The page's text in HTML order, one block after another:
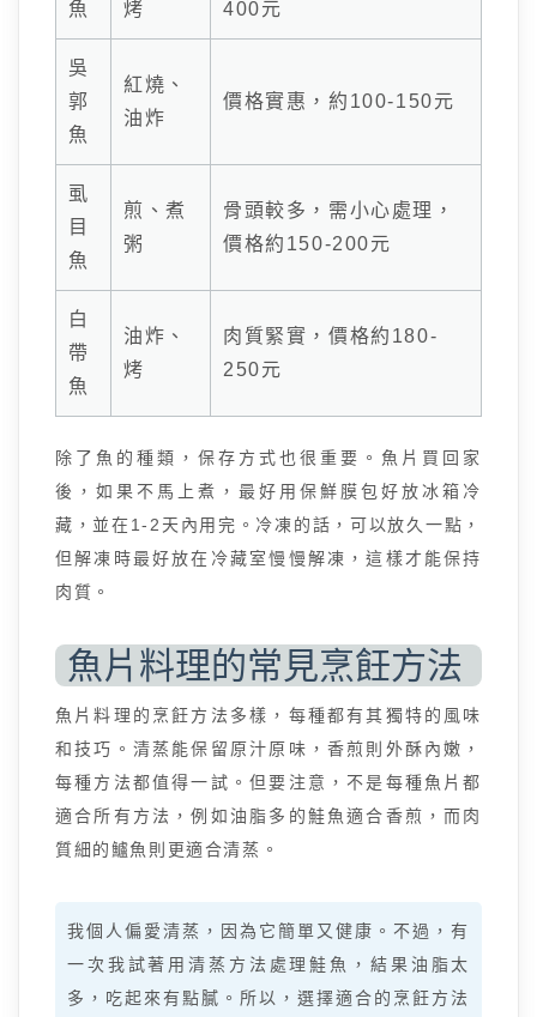
魚
烤
400元
吳
郭
魚
紅燒、
油炸
價格實惠，約100-150元
虱
目
魚
煎、煮
粥
骨頭較多，需小心處理，
價格約150-200元
白
帶
魚
油炸、
烤
肉質緊實，價格約180-
250元
除了魚的種類，保存方式也很重要。魚片買回家
後，如果不馬上煮，最好用保鮮膜包好放冰箱冷
藏，並在1-2天內用完。冷凍的話，可以放久一點，
但解凍時最好放在冷藏室慢慢解凍，這樣才能保持
肉質。
魚片料理的常見烹飪方法
魚片料理的烹飪方法多樣，每種都有其獨特的風味
和技巧。清蒸能保留原汁原味，香煎則外酥內嫩，
每種方法都值得一試。但要注意，不是每種魚片都
適合所有方法，例如油脂多的鮭魚適合香煎，而肉
質細的鱸魚則更適合清蒸。
我個人偏愛清蒸，因為它簡單又健康。不過，有
一次我試著用清蒸方法處理鮭魚，結果油脂太
多，吃起來有點膩。所以，選擇適合的烹飪方法